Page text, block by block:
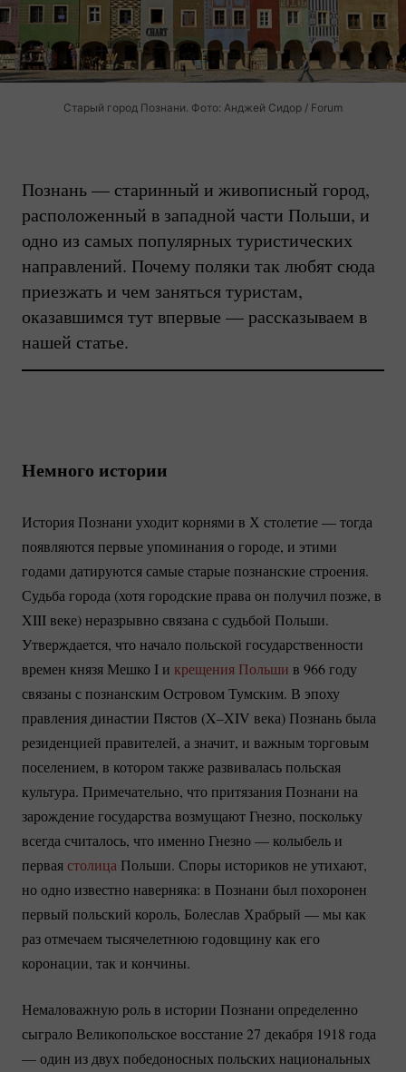
Старый город Познани. Фото: Анджей Сидор / Forum
Познань — старинный и живописный город,
расположенный в западной части Польши, и
одно из самых популярных туристических
направлений. Почему поляки так любят сюда
приезжать и чем заняться туристам,
оказавшимся тут впервые — рассказываем в
нашей статье.
Немного истории
История Познани уходит корнями в Х столетие — тогда
появляются первые упоминания о городе, и этими
годами датируются самые старые познанские строения.
Судьба города (хотя городские права он получил позже, в
XIII веке) неразрывно связана с судьбой Польши.
Утверждается, что начало польской государственности
времен князя Мешко I и крещения Польши в 966 году
связаны с познанским Островом Тумским. В эпоху
правления династии Пястов (X–XIV века) Познань была
резиденцией правителей, а значит, и важным торговым
поселением, в котором также развивалась польская
культура. Примечательно, что притязания Познани на
зарождение государства возмущают Гнезно, поскольку
всегда считалось, что именно Гнезно — колыбель и
перваястолица Польши. Споры историков не утихают,
но одно известно наверняка: в Познани был похоронен
первый польский король, Болеслав Храбрый — мы как
раз отмечаем тысячелетнюю годовщину как его
коронации, так и кончины.
Немаловажную роль в истории Познани определенно
сыграло Великопольское восстание 27 декабря 1918 года
— один из двух победоносных польских национальных